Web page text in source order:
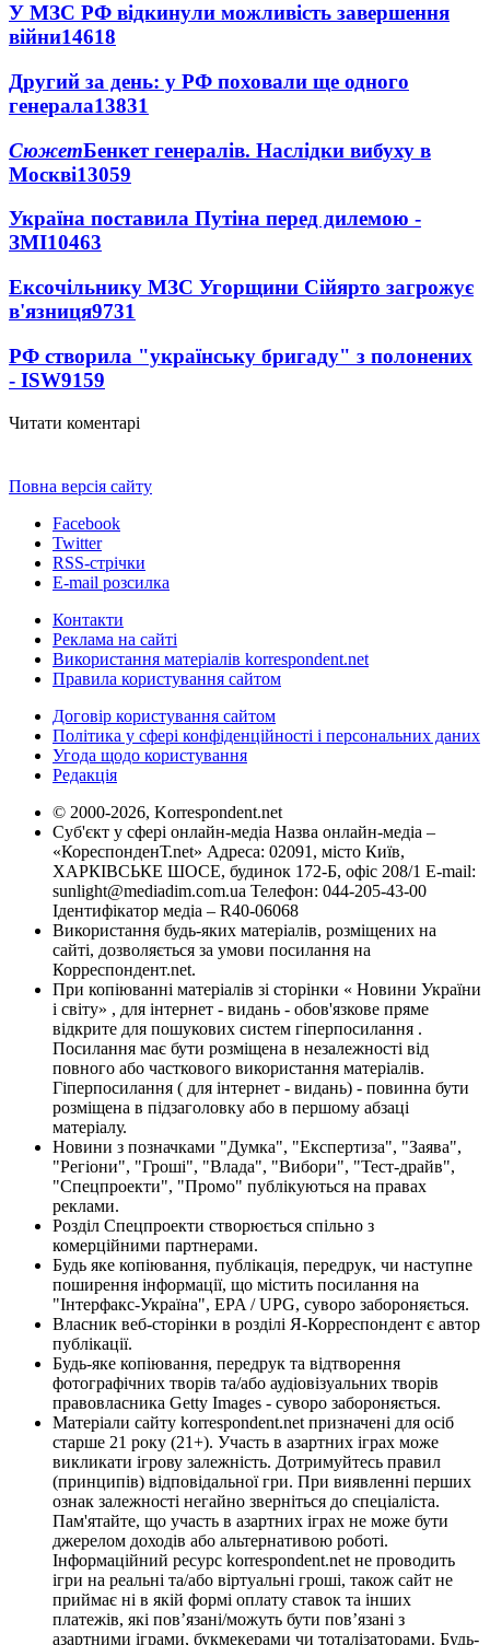
У МЗС РФ відкинули можливість завершення
війни14618
Другий за день: у РФ поховали ще одного
генерала13831
СюжетБенкет генералів. Наслідки вибуху в
Москві13059
Україна поставила Путіна перед дилемою -
ЗМІ10463
Ексочільнику МЗС Угорщини Сійярто загрожує
в'язниця9731
РФ створила "українську бригаду" з полонених
- ISW9159
Читати коментарі
Повна версія сайту
Facebook
Twitter
RSS-стрічки
E-mail розсилка
Контакти
Реклама на сайті
Використання матеріалів korrespondent.net
Правила користування сайтом
Договір користування сайтом
Політика у сфері конфіденційності і персональних даних
Угода щодо користування
Редакція
© 2000-2026, Korrespondent.net
Суб'єкт у сфері онлайн-медіа Назва онлайн-медіа –
«КореспонденТ.net» Адреса: 02091, місто Київ,
ХАРКІВСЬКЕ ШОСЕ, будинок 172-Б, офіс 208/1 E-mail:
sunlight@mediadim.com.ua Телефон: 044-205-43-00
Ідентифікатор медіа – R40-06068
Використання будь-яких матеріалів, розміщених на
сайті, дозволяється за умови посилання на
Корреспондент.net.
При копіюванні матеріалів зі сторінки « Новини України
і світу» , для інтернет - видань - обов'язкове пряме
відкрите для пошукових систем гіперпосилання .
Посилання має бути розміщена в незалежності від
повного або часткового використання матеріалів.
Гіперпосилання ( для інтернет - видань) - повинна бути
розміщена в підзаголовку або в першому абзаці
матеріалу.
Новини з позначками "Думка", "Експертиза", "Заява",
"Регіони", "Гроші", "Влада", "Вибори", "Тест-драйв",
"Спецпроекти", "Промо" публікуються на правах
реклами.
Розділ Спецпроекти створюється спільно з
комерційними партнерами.
Будь яке копіювання, публікація, передрук, чи наступне
поширення інформації, що містить посилання на
"Інтерфакс-Україна", EPA / UPG, суворо забороняється.
Власник веб-сторінки в розділі Я-Корреспондент є автор
публікації.
Будь-яке копіювання, передрук та відтворення
фотографічних творів та/або аудіовізуальних творів
правовласника Getty Images - суворо забороняється.
Матеріали сайту korrespondent.net призначені для осіб
старше 21 року (21+). Участь в азартних іграх може
викликати ігрову залежність. Дотримуйтесь правил
(принципів) відповідальної гри. При виявленні перших
ознак залежності негайно зверніться до спеціаліста.
Пам'ятайте, що участь в азартних іграх не може бути
джерелом доходів або альтернативою роботі.
Інформаційний ресурс korrespondent.net не проводить
ігри на реальні та/або віртуальні гроші, також сайт не
приймає ні в якій формі оплату ставок та інших
платежів, які пов’язані/можуть бути пов’язані з
азартними іграми, букмекерами чи тоталізаторами. Будь-